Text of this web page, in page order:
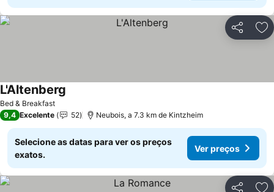
Partilhar
Bed & Breakfast
L'Altenberg
9,4 Excelente 52 Neubois, a 7.3 km de Kintzheim
Selecione as datas para ver os preços
exatos.
Ver preços